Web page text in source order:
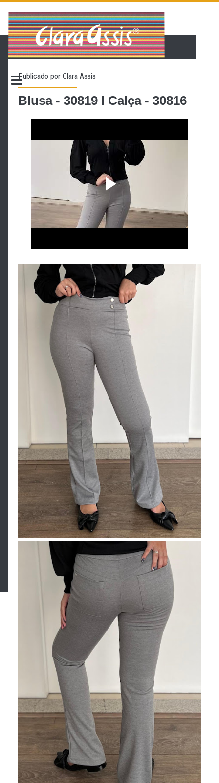
PÁGINA INICIAL
LOJA VIRTUAL
CONTATO
PROMOÇÃO
Publicado porClara Assis
Blusa - 30819 l Calça - 30816